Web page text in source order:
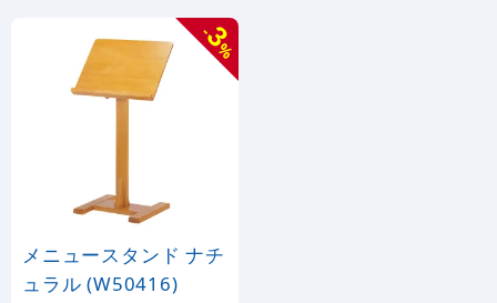
-
3
%
メニュースタンド ナチ
ュラル (W50416)